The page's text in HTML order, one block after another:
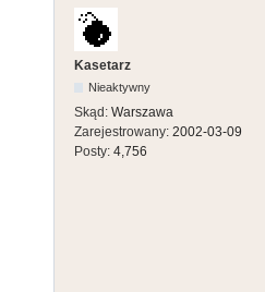
Kasetarz
Nieaktywny
Skąd: Warszawa
Zarejestrowany: 2002-03-09
Posty: 4,756